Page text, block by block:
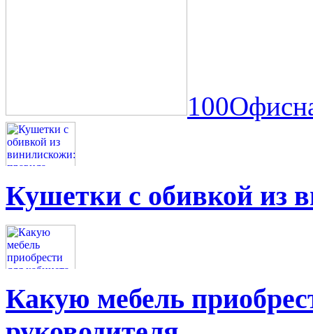
Кушетки с обивкой из
Какую мебель